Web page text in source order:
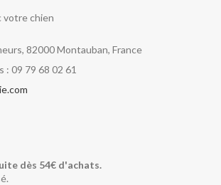
votre chien
82000 Montauban, France
: 09 79 68 02 61
dès 54€ d'achats.